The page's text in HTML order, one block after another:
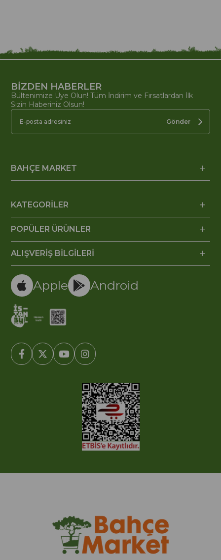
BİZDEN HABERLER
Bültenimize Üye Olun! Tüm İndirim ve Fırsatlardan İlk
Sizin Haberiniz Olsun!
Gönder
BAHÇE MARKET
KATEGORİLER
POPÜLER ÜRÜNLER
ALIŞVERİŞ BİLGİLERİ
Apple Android